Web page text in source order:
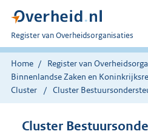
U
bent
nu
hier:
Register van Overheidsorganisaties
Home Register van
Binnenlandse Zaken en
Cluster
Cluster
Cluster